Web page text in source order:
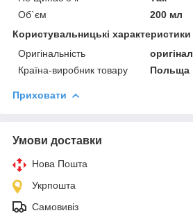
Об`єм
200 мл
Користувальницькі характеристики
Оригінальність
оригінал
Країна-виробник товару
Польща
Приховати
Умови доставки
Нова Пошта
Укрпошта
Самовивіз